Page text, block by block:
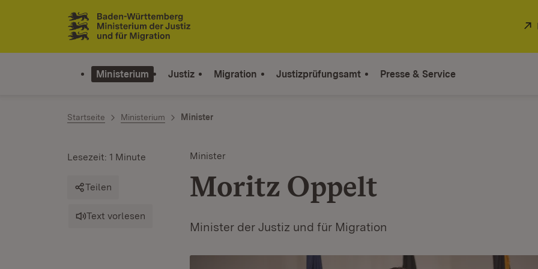
Zum Inhalt springen
Link zur Startseite
Ministerium Justiz Migration Justizprüfungsamt Presse & Service
Startseite Ministerium Minister
Minister
Moritz Oppelt
Minister der Justiz und für Migration
Lesezeit: 1 Minute
Teilen
Text vorlesen